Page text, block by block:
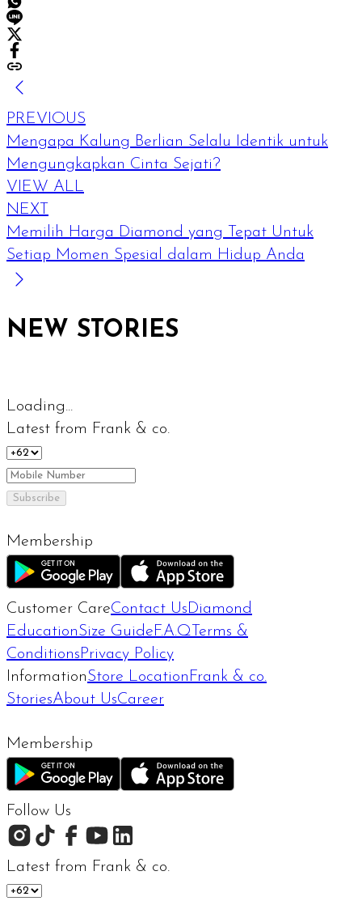
PREVIOUS
Mengapa Kalung Berlian Selalu Identik untuk
Mengungkapkan Cinta Sejati?
VIEW ALL
NEXT
Memilih Harga Diamond yang Tepat Untuk
Setiap Momen Spesial dalam Hidup Anda
NEW STORIES
Loading...
Latest from Frank & co.
Subscribe
Membership
Customer CareContact Us Diamond
EducationSize Guide F.A.Q Terms &
Conditions Privacy Policy
InformationStore Location Frank & co.
StoriesAbout UsCareer
Membership
Follow Us
Latest from Frank & co.